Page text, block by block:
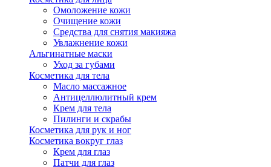
Омоложение кожи
Очищение кожи
Средства для снятия макияжа
Увлажнение кожи
Альгинатные маски
Уход за губами
Косметика для тела
Масло массажное
Антицеллюлитный крем
Крем для тела
Пилинги и скрабы
Косметика для рук и ног
Косметика вокруг глаз
Крем для глаз
Патчи для глаз